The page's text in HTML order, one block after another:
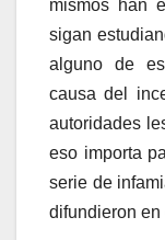
mismos han
sigan
alguno de
causa del
autoridades
eso importa
serie de
difundieron en